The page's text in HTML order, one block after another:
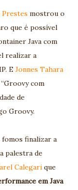
mostrou o
que é possível
Java com
realizar a
E Jonnes Tahara
com
de
Groovy.
fomos finalizar a
palestra de
Calegari que
em Java